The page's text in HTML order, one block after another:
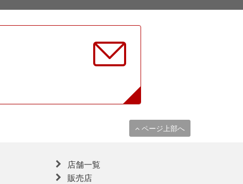
ページ上部へ
店舗一覧
販売店